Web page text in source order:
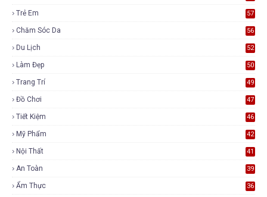
Trẻ Em 57
Chăm Sóc Da 56
Du Lịch 52
Làm Đẹp 50
Trang Trí 49
Đồ Chơi 47
Tiết Kiệm 46
Mỹ Phẩm 42
Nội Thất 41
An Toàn 39
Ẩm Thực 36